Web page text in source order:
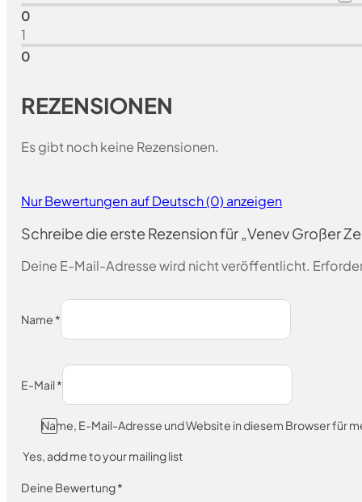
0
1
0
REZENSIONEN
Es gibt noch keine Rezensionen.
Nur Bewertungen auf Deutsch (0) anzeigen
Schreibe die erste Rezension für „Venev Großer
Deine E-Mail-Adresse wird nicht veröffentlicht.
Name *
E-Mail*
Name, E-Mail-Adresse und Website in diesem Browser für
Yes, add me to your mailing list
Deine Bewertung*